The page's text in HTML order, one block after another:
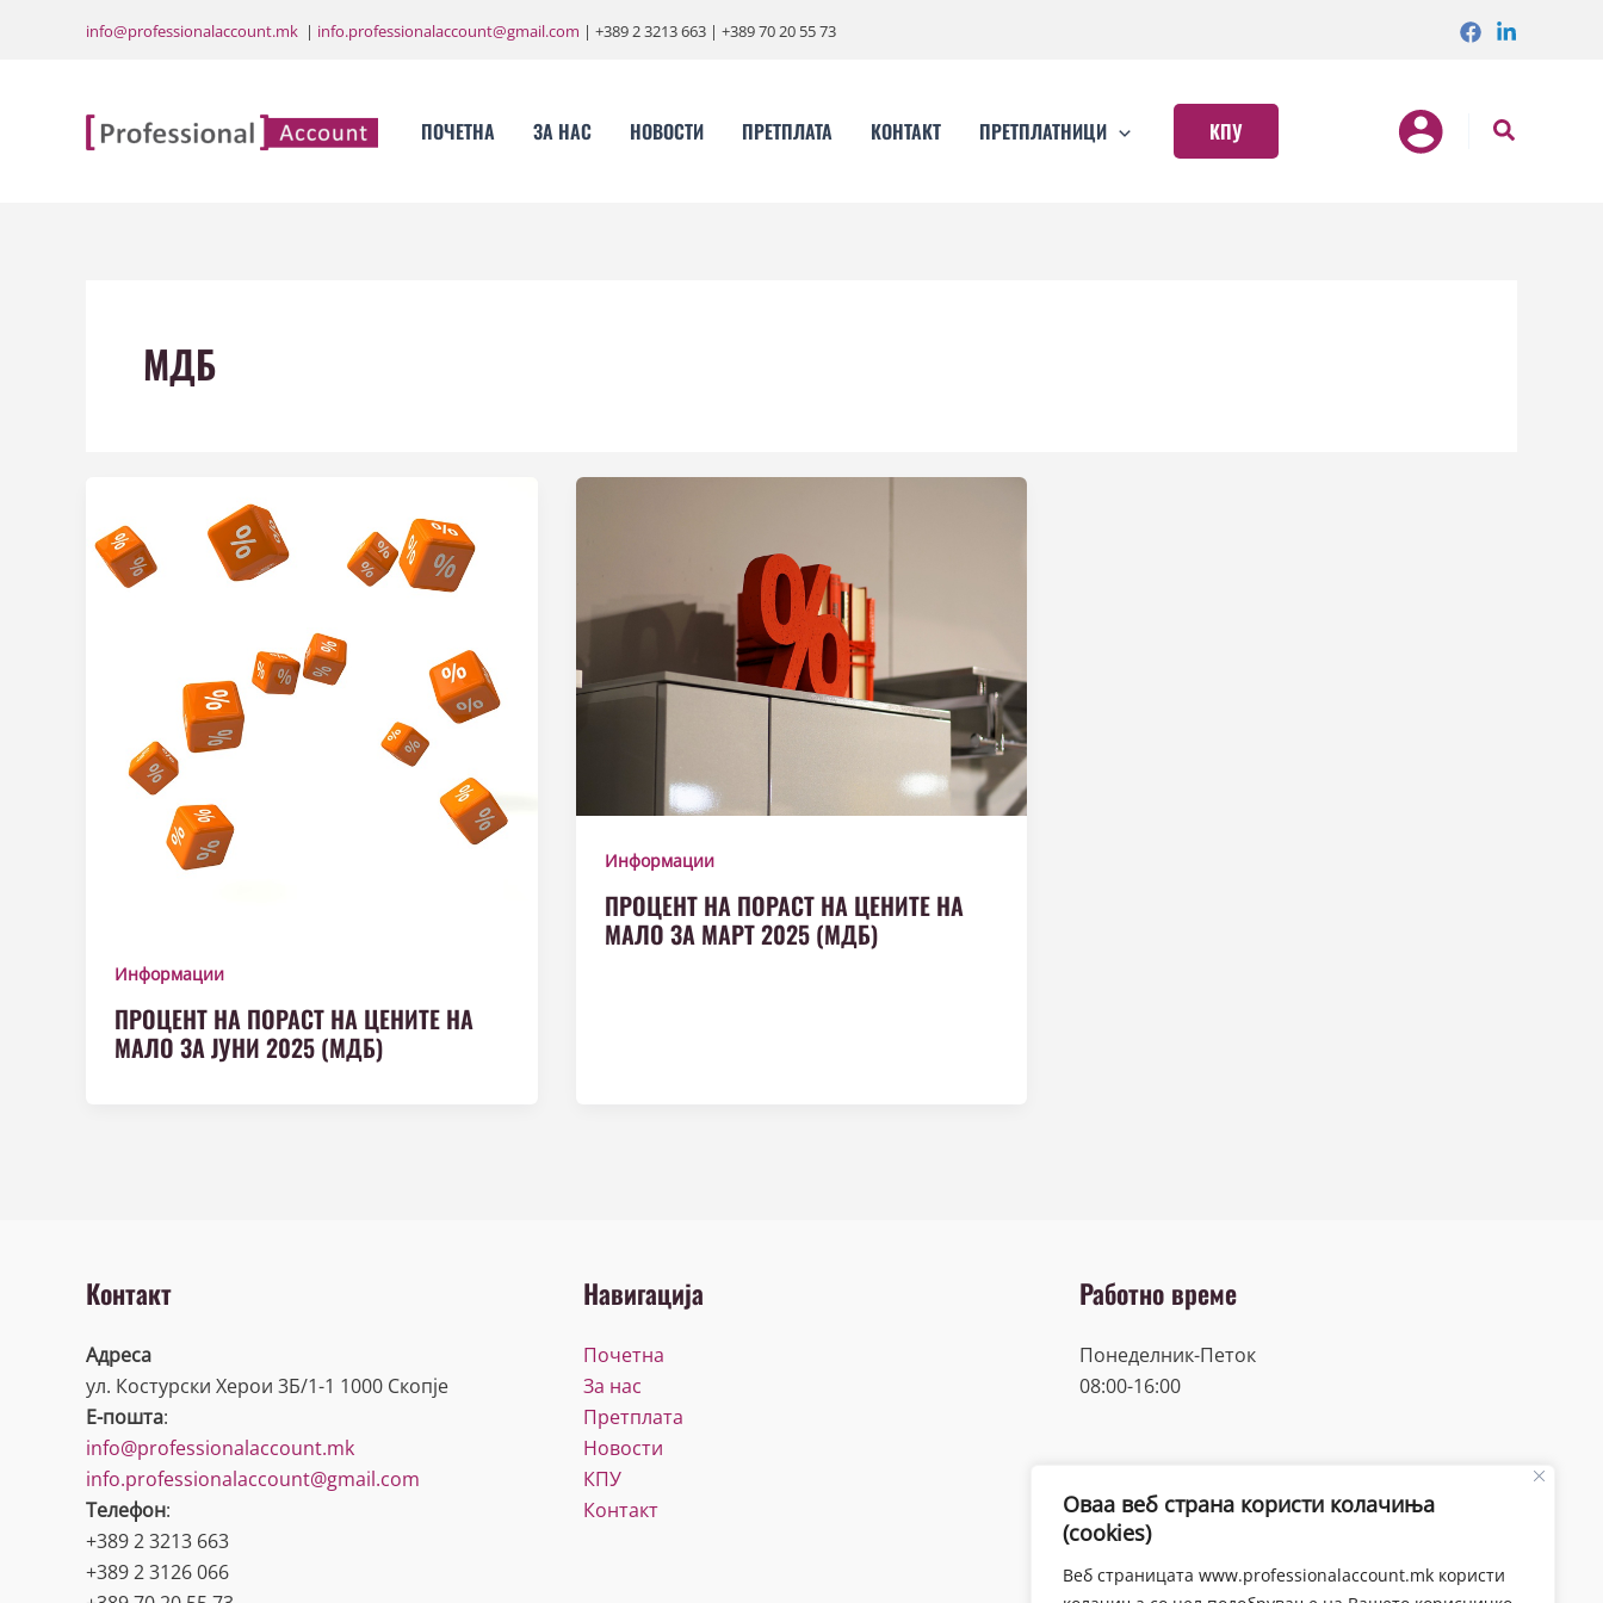
Оваа веб страна користи колачиња
(cookies)
Веб страницата www.professionalaccount.mk користи
info@professionalaccount.mk | info.professionalaccount@gmail.com | +389 2 3213 663 | +389 70 20 55 73
ПОЧЕТНА ЗА НАС НОВОСТИ ПРЕТПЛАТА КОНТАКТ ПРЕТПЛАТНИЦИ КПУ
МДБ
Информации
ПРОЦЕНТ НА ПОРАСТ НА ЦЕНИТЕ НА
МАЛО ЗА ЈУНИ 2025 (МДБ)
Информации
ПРОЦЕНТ НА ПОРАСТ НА ЦЕНИТЕ НА
МАЛО ЗА МАРТ 2025 (МДБ)
Контакт
Адреса
ул. Костурски Херои 3Б/1-1 1000 Скопје
Е-пошта:
info@professionalaccount.mk
info.professionalaccount@gmail.com
Телефон:
+389 2 3213 663
+389 2 3126 066
Навигација
Почетна
За нас
Претплата
Новости
КПУ
Контакт
Работно време
Понеделник-Петок
08:00-16:00